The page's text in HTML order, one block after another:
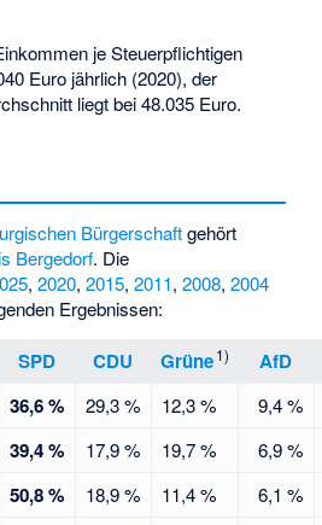
je Steuerpflichtigen
Euro jährlich (2020), der
liegt bei 48.035 Euro.
Bürgerschaftgehört
Bergedorf. Die
,2020,2015,2011,2008,2004
Ergebnissen:
SPD CDU Grüne1) AfD
36,6 % 29,3 % 12,3 %
9,4 %
39,4 % 17,9 % 19,7 %
6,9 %
50,8 % 18,9 % 11,4 %
6,1 %